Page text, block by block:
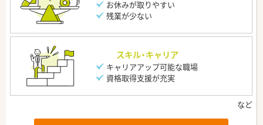
お休みが取りやすい
残業が少ない
スキル・キャリア
キャリアアップ可能な職場
資格取得支援が充実